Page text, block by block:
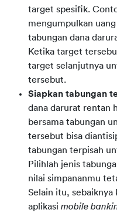
target spesifik.
mengumpulkan
tabungan dana
Ketika target
target selanjutnya
tersebut.
Siapkan tabungan
dana darurat rentan
bersama tabungan
tersebut bisa
tabungan terpisah
Pilihlah jenis
nilai simpananmu
Selain itu, sebaiknya
aplikasi mobile